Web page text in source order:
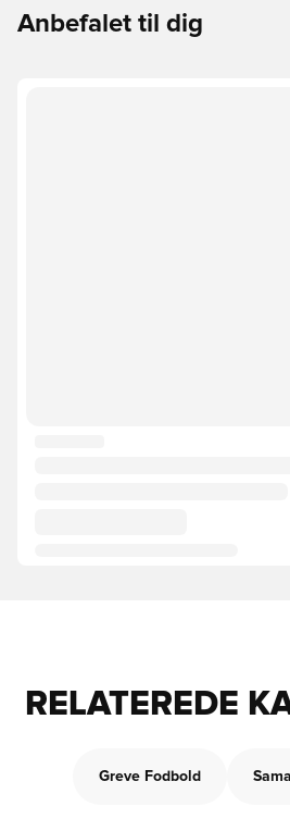
Anbefalet til dig
RELATEREDE
Greve Fodbold